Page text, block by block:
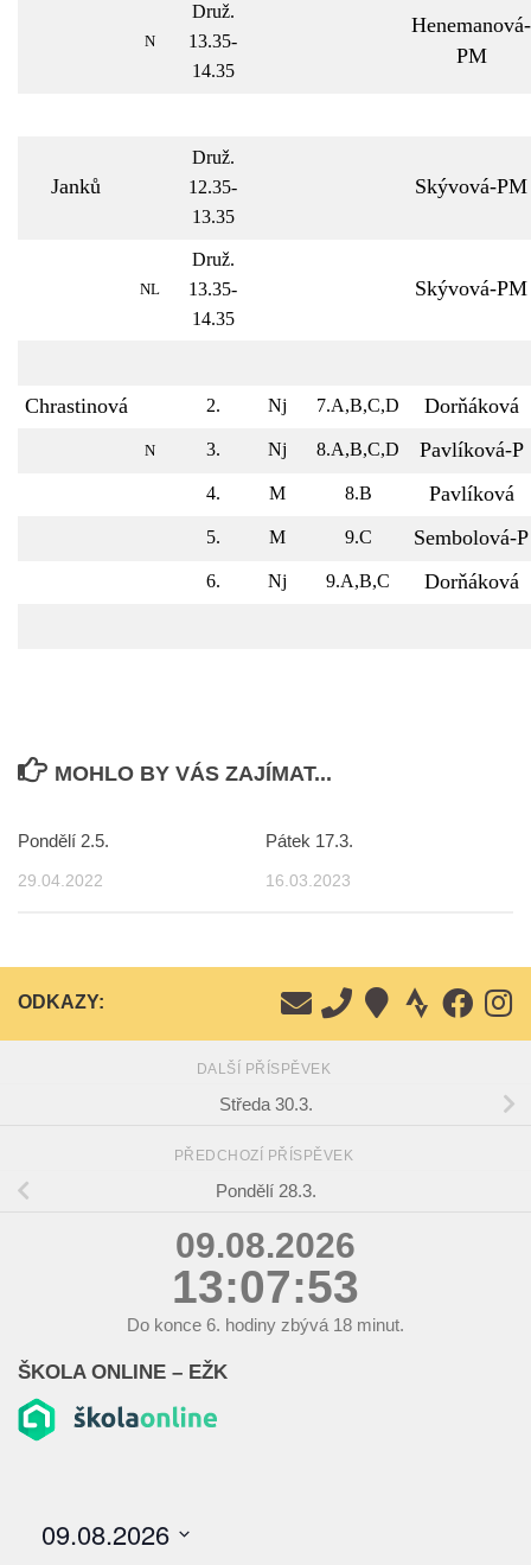
N
Druž.
13.35-
14.35
Henemanová-
PM
Janků
Druž.
12.35-
13.35
Skývová-PM
NL
Druž.
13.35-
14.35
Skývová-PM
Chrastinová 2. Nj 7.A,B,C,D Dorňáková
N 3. Nj 8.A,B,C,D Pavlíková-P
4. M 8.B Pavlíková
5. M 9.C Sembolová-P
6. Nj 9.A,B,C Dorňáková
MOHLO BY VÁS ZAJÍMAT...
Pondělí 2.5.
29.04.2022
Pátek 17.3.
16.03.2023
ODKAZY:
DALŠÍ PŘÍSPĚVEK
Středa 30.3.
PŘEDCHOZÍ PŘÍSPĚVEK
Pondělí 28.3.
09.08.2026
13:07:54
Do konce 6. hodiny zbývá 18 minut.
ŠKOLA ONLINE – EŽK